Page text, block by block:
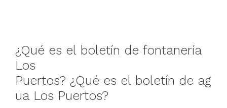
¿Qué es el boletín de fontanería
Los
Puertos? ¿Qué es el boletín de ag
ua Los Puertos?